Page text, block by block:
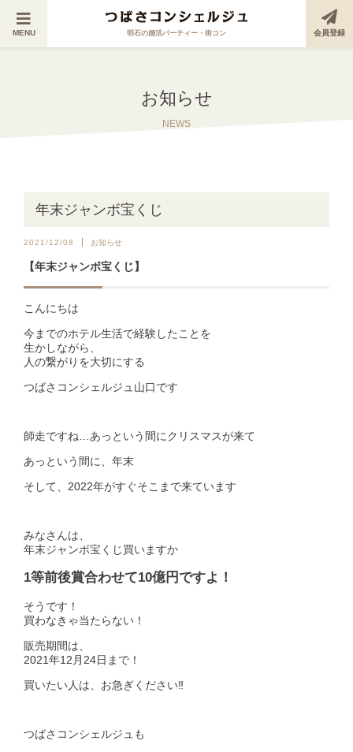
明石の婚活パーティー・街コン 会員登録
MENU
お知らせ
NEWS
年末ジャンボ宝くじ
2021/12/08 お知らせ
【年末ジャンボ宝くじ】
こんにちは
今までのホテル生活で経験したことを
生かしながら、
人の繋がりを大切にする
つばさコンシェルジュ山口です
師走ですね…あっという間にクリスマスが来て
あっという間に、年末
そして、2022年がすぐそこまで来ています
みなさんは、
年末ジャンボ宝くじ買いますか
1等前後賞合わせて10億円ですよ！
そうです！
買わなきゃ当たらない！
販売期間は、
2021年12月24日まで！
買いたい人は、お急ぎください‼
つばさコンシェルジュも